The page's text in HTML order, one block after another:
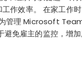
作效率。 在家工作
管理 Microsoft
免雇主的监控，增